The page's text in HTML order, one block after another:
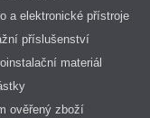
a elektronické přístroje
příslušenství
materiál
ověřený zboží